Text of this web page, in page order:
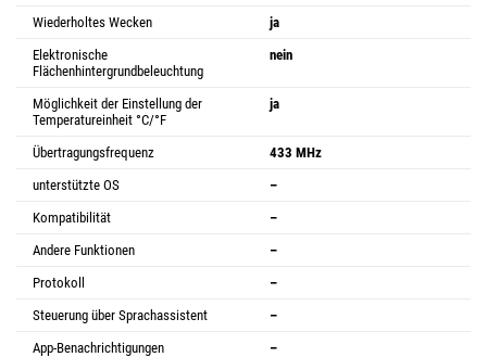
Wiederholtes Wecken
ja
Elektronische
Flächenhintergrundbeleuchtung
nein
Möglichkeit der Einstellung der
Temperatureinheit °C/°F
ja
Übertragungsfrequenz
433 MHz
unterstützte OS
–
Kompatibilität
–
Andere Funktionen
–
Protokoll
–
Steuerung über Sprachassistent
–
App-Benachrichtigungen
–